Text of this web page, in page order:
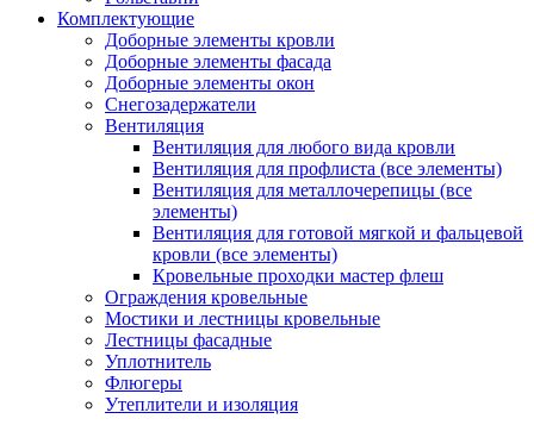
Комплектующие
Доборные элементы кровли
Доборные элементы фасада
Доборные элементы окон
Снегозадержатели
Вентиляция
Вентиляция для любого вида кровли
Вентиляция для профлиста (все элементы)
Вентиляция для металлочерепицы (все
элементы)
Вентиляция для готовой мягкой и фальцевой
кровли (все элементы)
Кровельные проходки мастер флеш
Ограждения кровельные
Мостики и лестницы кровельные
Лестницы фасадные
Уплотнитель
Флюгеры
Утеплители и изоляция